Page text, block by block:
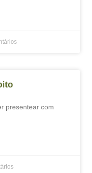
presentear com